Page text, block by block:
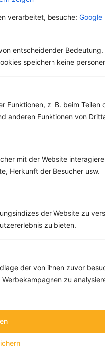
verarbeitet, besuche: Google
entscheidender Bedeutung.
speichern keine
Funktionen, z. B. beim Teilen
anderen Funktionen von
mit der Website
Herkunft der Besucher usw.
der Website zu
zu bieten.
der von ihnen zuvor
zu
›
& Rabatte